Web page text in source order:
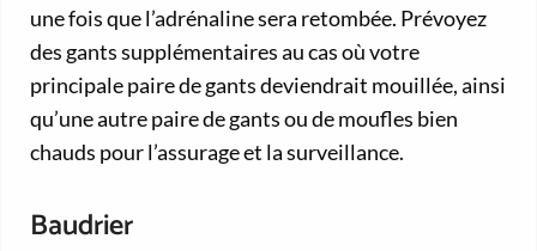
une fois que l’adrénaline sera retombée. Prévoyez
des gants supplémentaires au cas où votre
principale paire de gants deviendrait mouillée, ainsi
qu’une autre paire de gants ou de moufles bien
chauds pour l’assurage et la surveillance.
Baudrier